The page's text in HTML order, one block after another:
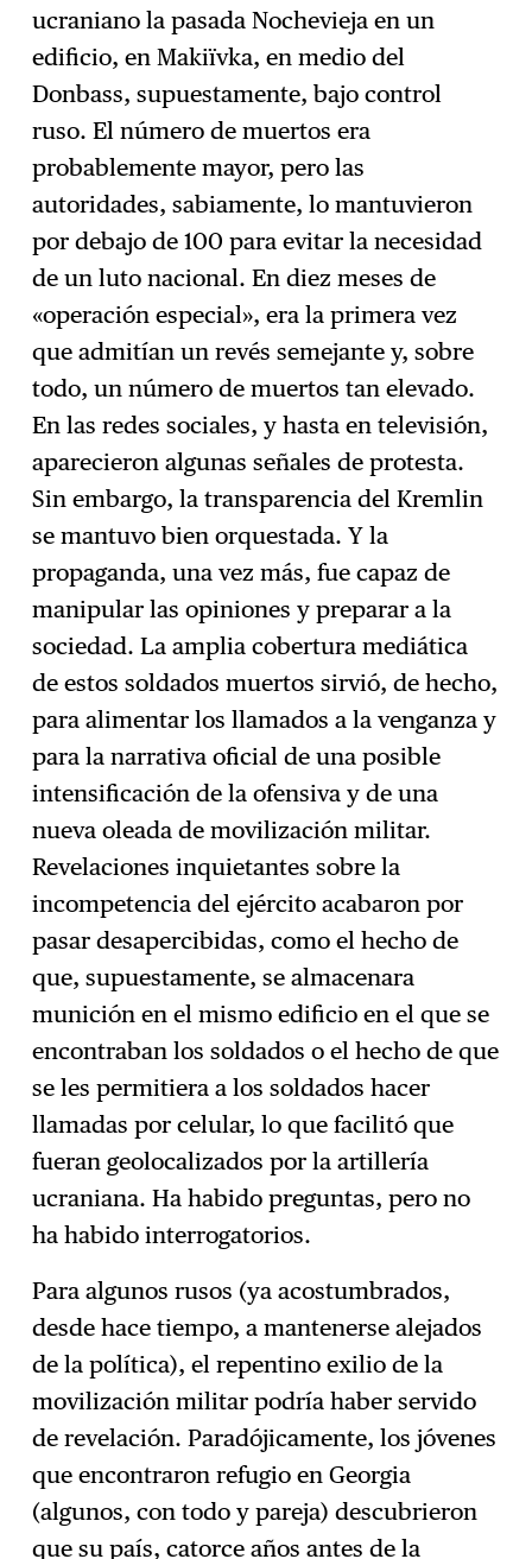
ucraniano la pasada Nochevieja en un
edificio, en Makiïvka, en medio del
Donbass, supuestamente, bajo control
ruso. El número de muertos era
probablemente mayor, pero las
autoridades, sabiamente, lo mantuvieron
por debajo de 100 para evitar la necesidad
de un luto nacional. En diez meses de
«operación especial», era la primera vez
que admitían un revés semejante y, sobre
todo, un número de muertos tan elevado.
En las redes sociales, y hasta en televisión,
aparecieron algunas señales de protesta.
Sin embargo, la transparencia del Kremlin
se mantuvo bien orquestada. Y la
propaganda, una vez más, fue capaz de
manipular las opiniones y preparar a la
sociedad. La amplia cobertura mediática
de estos soldados muertos sirvió, de hecho,
para alimentar los llamados a la venganza y
para la narrativa oficial de una posible
intensificación de la ofensiva y de una
nueva oleada de movilización militar.
Revelaciones inquietantes sobre la
incompetencia del ejército acabaron por
pasar desapercibidas, como el hecho de
que, supuestamente, se almacenara
munición en el mismo edificio en el que se
encontraban los soldados o el hecho de que
se les permitiera a los soldados hacer
llamadas por celular, lo que facilitó que
fueran geolocalizados por la artillería
ucraniana. Ha habido preguntas, pero no
ha habido interrogatorios.
Para algunos rusos (ya acostumbrados,
desde hace tiempo, a mantenerse alejados
de la política), el repentino exilio de la
movilización militar podría haber servido
de revelación. Paradójicamente, los jóvenes
que encontraron refugio en Georgia
(algunos, con todo y pareja) descubrieron
que su país, catorce años antes de la